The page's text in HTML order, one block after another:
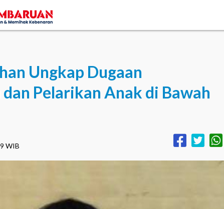
Ungkap Dugaan
Pelarikan Anak di Bawah
WIB